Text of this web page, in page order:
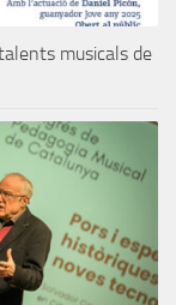
musicals de